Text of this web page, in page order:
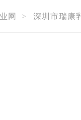
网 > 深圳市瑞康